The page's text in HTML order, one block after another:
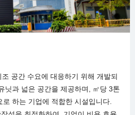
공간 수요에 대응하기 위해 개발되
닛과 넓은 공간을 제공하며, ㎡당 3톤
하는 기업에 적합한 시설입니다.